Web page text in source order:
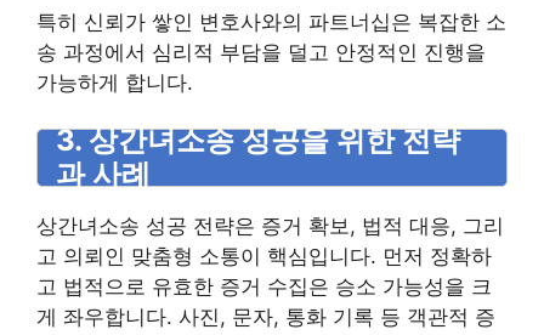
특히 신뢰가 쌓인 변호사와의 파트너십은 복잡한 소
송 과정에서 심리적 부담을 덜고 안정적인 진행을
가능하게 합니다.
3. 상간녀소송 성공을 위한 전략
과 사례
상간녀소송 성공 전략은 증거 확보, 법적 대응, 그리
고 의뢰인 맞춤형 소통이 핵심입니다. 먼저 정확하
고 법적으로 유효한 증거 수집은 승소 가능성을 크
게 좌우합니다. 사진, 문자, 통화 기록 등 객관적 증